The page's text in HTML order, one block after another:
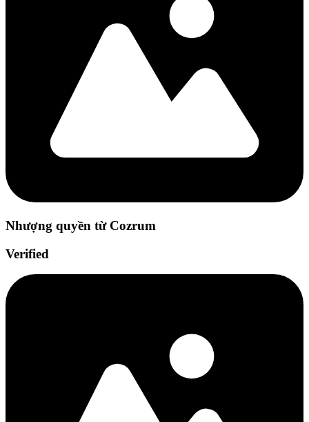
Nhượng quyền từ Cozrum
Verified